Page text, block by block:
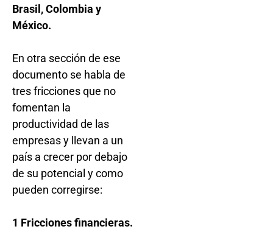
Brasil, Colombia y
México.
En otra sección de ese
documento se habla de
tres fricciones que no
fomentan la
productividad de las
empresas y llevan a un
país a crecer por debajo
de su potencial y como
pueden corregirse:
1 Fricciones financieras.